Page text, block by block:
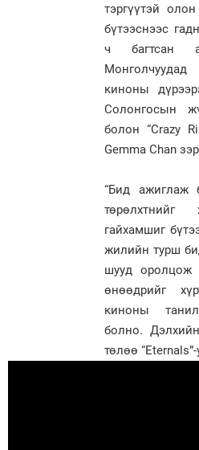
тэргүүтэй
бүтээснээс
ч багтсан
киноны
Солонгосын
болон “Crazy
Gemma Chan
“Бид ажиглаж
гайхамшиг
жилийн турш
шууд оролцож
өнөөдрийг
киноны
болно.
төлөө